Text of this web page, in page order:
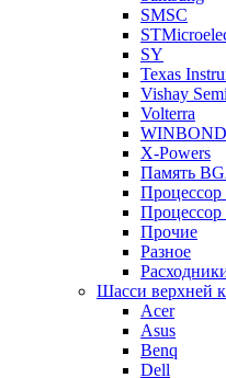
SMSC
SY
Texas
Vishay
Volterra
WINBOND
X-Powers
Память
Процессор
Прочие
Разное
Шасси верхней
Acer
Asus
Benq
Dell